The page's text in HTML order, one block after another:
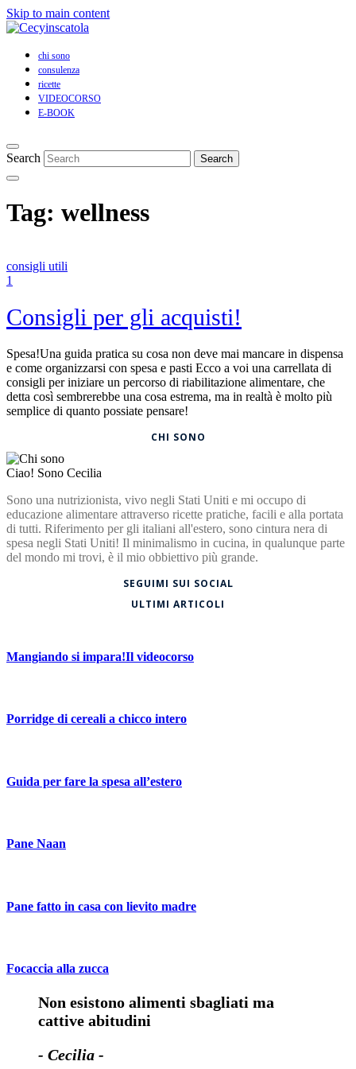
Skip to main content
chi sono
consulenza
ricette
VIDEOCORSO
E-BOOK
Search
Tag: wellness
consigli utili
1
Consigli per gli acquisti!
Spesa!Una guida pratica su cosa non deve mai mancare in dispensa
e come organizzarsi con spesa e pasti Ecco a voi una carrellata di
consigli per iniziare un percorso di riabilitazione alimentare, che
detta così sembrerebbe una cosa estrema, ma in realtà è molto più
semplice di quanto possiate pensare!
CHI SONO
Ciao! Sono Cecilia
Sono una nutrizionista, vivo negli Stati Uniti e mi occupo di
educazione alimentare attraverso ricette pratiche, facili e alla portata
di tutti. Riferimento per gli italiani all'estero, sono cintura nera di
spesa negli Stati Uniti! Il minimalismo in cucina, in qualunque parte
del mondo mi trovi, è il mio obbiettivo più grande.
SEGUIMI SUI SOCIAL
ULTIMI ARTICOLI
Mangiando si impara!Il videocorso
Porridge di cereali a chicco intero
Guida per fare la spesa all’estero
Pane Naan
Pane fatto in casa con lievito madre
Focaccia alla zucca
Non esistono alimenti sbagliati ma
cattive abitudini
- Cecilia -